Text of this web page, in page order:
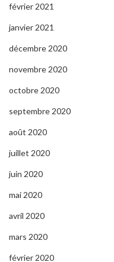
février 2021
janvier 2021
décembre 2020
novembre 2020
octobre 2020
septembre 2020
août 2020
juillet 2020
juin 2020
mai 2020
avril 2020
mars 2020
février 2020